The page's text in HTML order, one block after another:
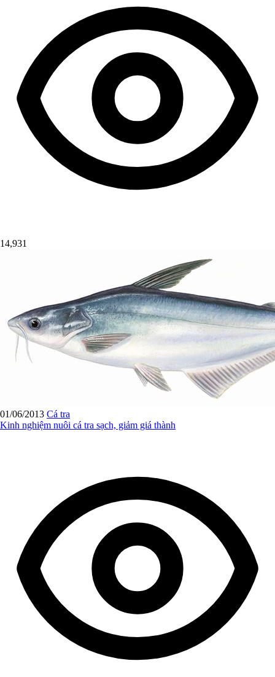
14,931
01/06/2013 Cá tra
Kinh nghiệm nuôi cá tra sạch, giảm giá thành